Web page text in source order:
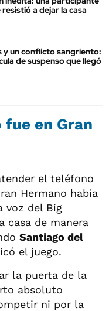
a dejar la casa
y un conflicto sangriento:
de suspenso que llegó
en Gran
el teléfono
Hermano había
voz del Big
casa de manera
Santiago del
el juego.
la puerta de la
absoluto
ni por la